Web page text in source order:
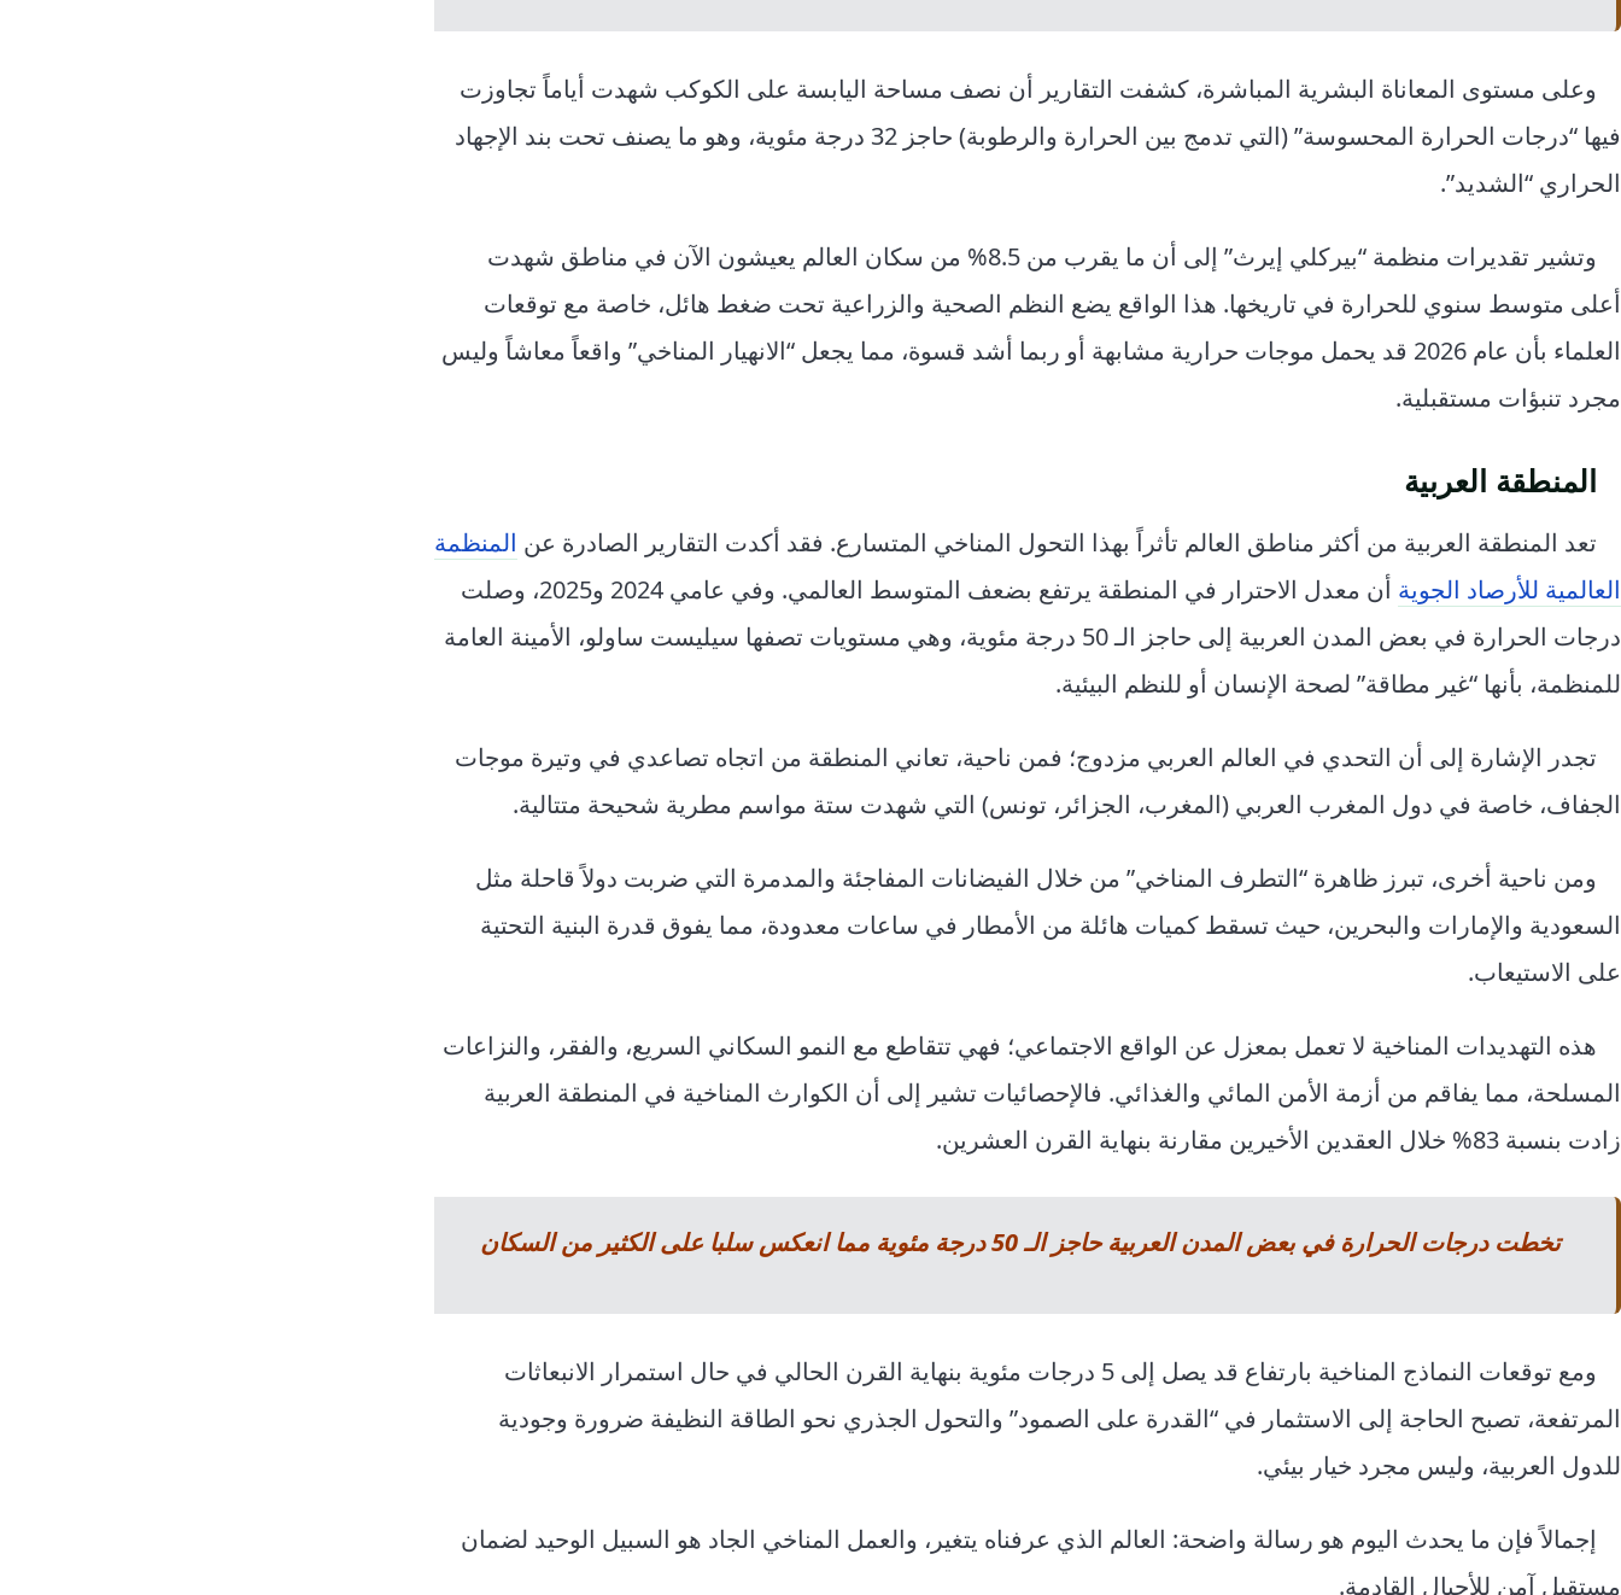
وعلى مستوى المعاناة البشرية المباشرة، كشفت التقارير أن نصف مساحة اليابسة على الكوكب شهدت أياماً تجاوزت
فيها “درجات الحرارة المحسوسة” (التي تدمج بين الحرارة والرطوبة) حاجز 32 درجة مئوية، وهو ما يصنف تحت بند الإجهاد
الحراري “الشديد”.
وتشير تقديرات منظمة “بيركلي إيرث” إلى أن ما يقرب من 8.5% من سكان العالم يعيشون الآن في مناطق شهدت
أعلى متوسط سنوي للحرارة في تاريخها. هذا الواقع يضع النظم الصحية والزراعية تحت ضغط هائل، خاصة مع توقعات
العلماء بأن عام 2026 قد يحمل موجات حرارية مشابهة أو ربما أشد قسوة، مما يجعل “الانهيار المناخي” واقعاً معاشاً وليس
مجرد تنبؤات مستقبلية.
المنطقة العربية
تعد المنطقة العربية من أكثر مناطق العالم تأثراً بهذا التحول المناخي المتسارع. فقد أكدت التقارير الصادرة عن المنظمة
العالمية للأرصاد الجوية
أن معدل الاحترار في المنطقة يرتفع بضعف المتوسط العالمي. وفي عامي 2024 و2025، وصلت
درجات الحرارة في بعض المدن العربية إلى حاجز الـ 50 درجة مئوية، وهي مستويات تصفها سيليست ساولو، الأمينة العامة
للمنظمة، بأنها “غير مطاقة” لصحة الإنسان أو للنظم البيئية.
تجدر الإشارة إلى أن التحدي في العالم العربي مزدوج؛ فمن ناحية، تعاني المنطقة من اتجاه تصاعدي في وتيرة موجات
الجفاف، خاصة في دول المغرب العربي (المغرب، الجزائر، تونس) التي شهدت ستة مواسم مطرية شحيحة متتالية.
ومن ناحية أخرى، تبرز ظاهرة “التطرف المناخي” من خلال الفيضانات المفاجئة والمدمرة التي ضربت دولاً قاحلة مثل
السعودية والإمارات والبحرين، حيث تسقط كميات هائلة من الأمطار في ساعات معدودة، مما يفوق قدرة البنية التحتية
على الاستيعاب.
هذه التهديدات المناخية لا تعمل بمعزل عن الواقع الاجتماعي؛ فهي تتقاطع مع النمو السكاني السريع، والفقر، والنزاعات
المسلحة، مما يفاقم من أزمة الأمن المائي والغذائي. فالإحصائيات تشير إلى أن الكوارث المناخية في المنطقة العربية
زادت بنسبة 83% خلال العقدين الأخيرين مقارنة بنهاية القرن العشرين.
تخطت درجات الحرارة في بعض المدن العربية حاجز الـ 50 درجة مئوية مما انعكس سلبا على الكثير من السكان
ومع توقعات النماذج المناخية بارتفاع قد يصل إلى 5 درجات مئوية بنهاية القرن الحالي في حال استمرار الانبعاثات
المرتفعة، تصبح الحاجة إلى الاستثمار في “القدرة على الصمود” والتحول الجذري نحو الطاقة النظيفة ضرورة وجودية
للدول العربية، وليس مجرد خيار بيئي.
إجمالاً فإن ما يحدث اليوم هو رسالة واضحة: العالم الذي عرفناه يتغير، والعمل المناخي الجاد هو السبيل الوحيد لضمان
مستقبل آمن للأجيال القادمة.